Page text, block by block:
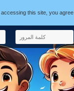
this site, you agree